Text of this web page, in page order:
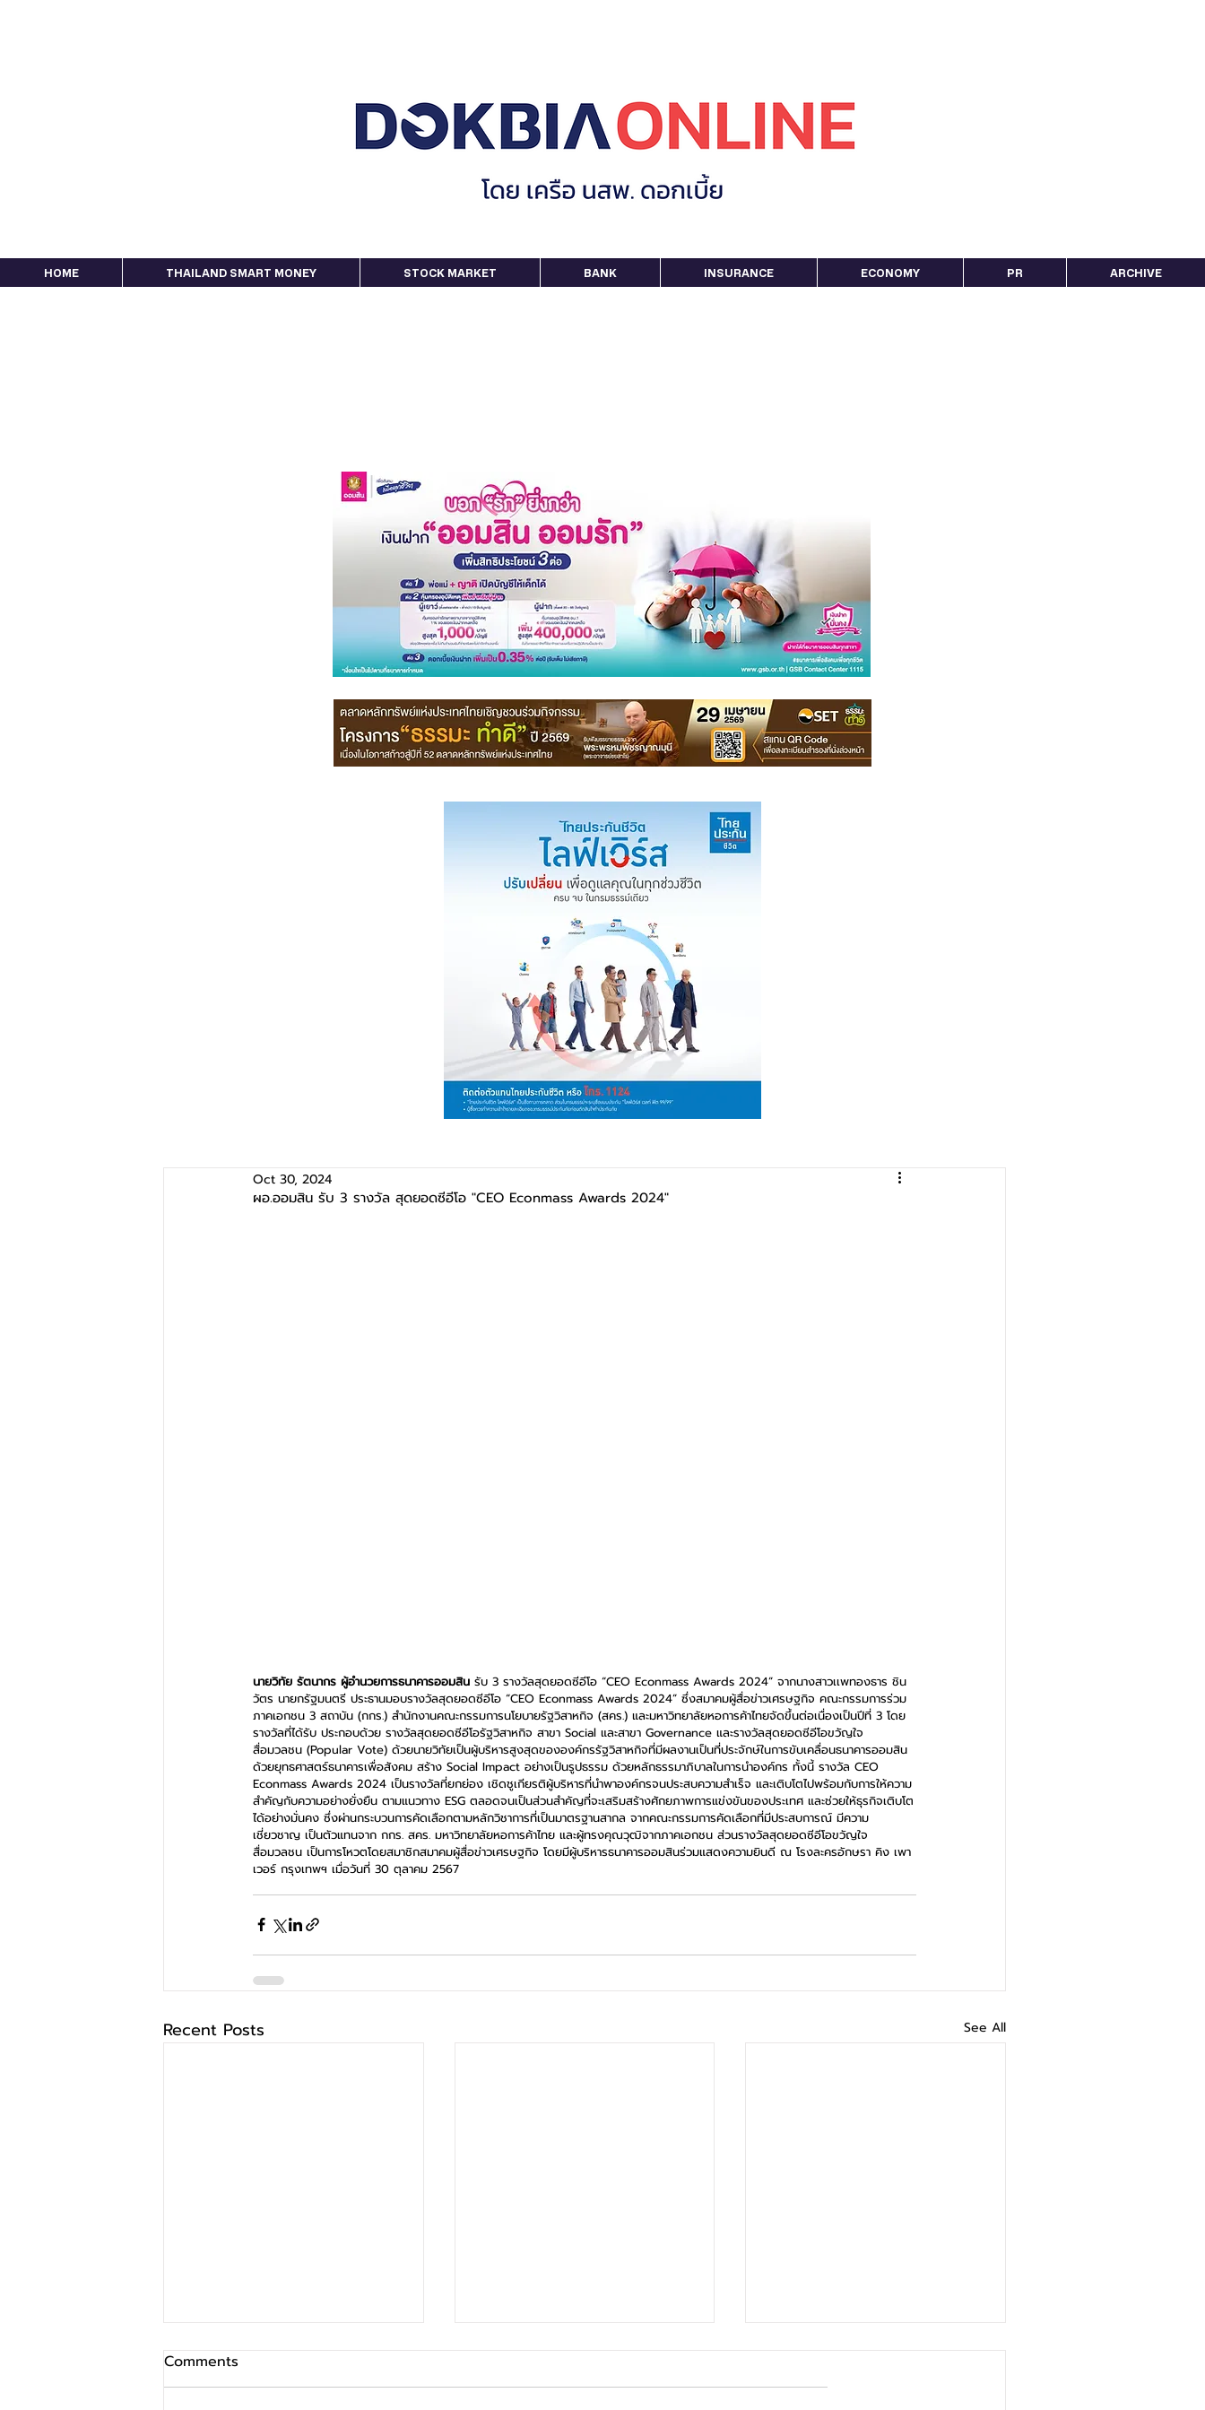
HOME THAILAND SMART MONEY STOCK MARKET BANK INSURANCE ECONOMY PR ARCHIVE
ผอ.ออมสิน รับ 3 รางวัล สุดยอดซีอีโอ "CEO Econmass Awards 2024"
Oct 30, 2024
นายวิทัย รัตนากร ผู้อำนวยการธนาคารออมสิน รับ 3 รางวัลสุดยอดซีอีโอ “CEO Econmass Awards 2024” จากนางสาวเเพทองธาร ชิน
วัตร นายกรัฐมนตรี ประธานมอบรางวัลสุดยอดซีอีโอ “CEO Econmass Awards 2024” ซึ่งสมาคมผู้สื่อข่าวเศรษฐกิจ คณะกรรมการร่วม
ภาคเอกชน 3 สถาบัน (กกร.) สำนักงานคณะกรรมการนโยบายรัฐวิสาหกิจ (สคร.) และมหาวิทยาลัยหอการค้าไทยจัดขึ้นต่อเนื่องเป็นปีที่ 3 โดย
รางวัลที่ได้รับ ประกอบด้วย รางวัลสุดยอดซีอีโอรัฐวิสาหกิจ สาขา Social และสาขา Governance และรางวัลสุดยอดซีอีโอขวัญใจ
สื่อมวลชน (Popular Vote) ด้วยนายวิทัยเป็นผู้บริหารสูงสุดขององค์กรรัฐวิสาหกิจที่มีผลงานเป็นที่ประจักษ์ในการขับเคลื่อนธนาคารออมสิน
ด้วยยุทธศาสตร์ธนาคารเพื่อสังคม สร้าง Social Impact อย่างเป็นรูปธรรม ด้วยหลักธรรมาภิบาลในการนำองค์กร ทั้งนี้ รางวัล CEO
Econmass Awards 2024 เป็นรางวัลที่ยกย่อง เชิดชูเกียรติผู้บริหารที่นำพาองค์กรจนประสบความสำเร็จ และเติบโตไปพร้อมกับการให้ความ
สำคัญกับความอย่างยั่งยืน ตามแนวทาง ESG ตลอดจนเป็นส่วนสำคัญที่จะเสริมสร้างศักยภาพการแข่งขันของประเทศ และช่วยให้ธุรกิจเติบโต
ได้อย่างมั่นคง ซึ่งผ่านกระบวนการคัดเลือกตามหลักวิชาการที่เป็นมาตรฐานสากล จากคณะกรรมการคัดเลือกที่มีประสบการณ์ มีความ
เชี่ยวชาญ เป็นตัวแทนจาก กกร. สคร. มหาวิทยาลัยหอการค้าไทย และผู้ทรงคุณวุฒิจากภาคเอกชน ส่วนรางวัลสุดยอดซีอีโอขวัญใจ
สื่อมวลชน เป็นการโหวตโดยสมาชิกสมาคมผู้สื่อข่าวเศรษฐกิจ โดยมีผู้บริหารธนาคารออมสินร่วมแสดงความยินดี ณ โรงละครอักษรา คิง เพา
เวอร์ กรุงเทพฯ เมื่อวันที่ 30 ตุลาคม 2567
Recent Posts See All
Comments